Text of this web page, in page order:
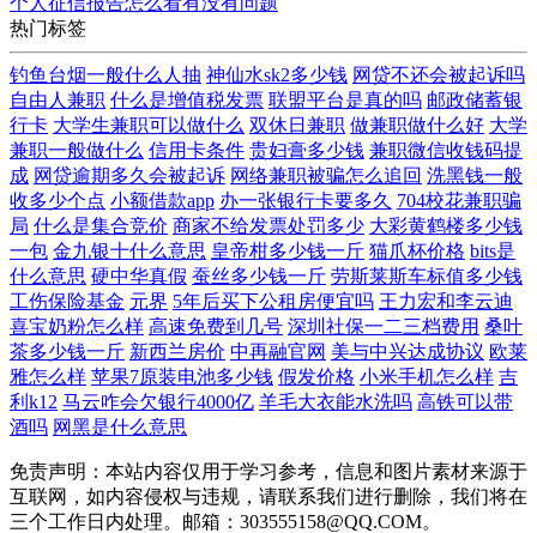
热门标签
钓鱼台烟一般什么人抽 神仙水sk2多少钱 网贷不还会被起诉吗
自由人兼职 什么是增值税发票 联盟平台是真的吗 邮政储蓄银
行卡 大学生兼职可以做什么 双休日兼职 做兼职做什么好 大学
兼职一般做什么 信用卡条件 贵妇膏多少钱 兼职微信收钱码提
成 网贷逾期多久会被起诉 网络兼职被骗怎么追回 洗黑钱一般
收多少个点 小额借款app 办一张银行卡要多久 704校花兼职骗
局 什么是集合竞价 商家不给发票处罚多少 大彩黄鹤楼多少钱
一包 金九银十什么意思 皇帝柑多少钱一斤 猫爪杯价格 bits是
什么意思 硬中华真假 蚕丝多少钱一斤 劳斯莱斯车标值多少钱
工伤保险基金 元界 5年后买下公租房便宜吗 王力宏和李云迪
喜宝奶粉怎么样 高速免费到几号 深圳社保一二三档费用 桑叶
茶多少钱一斤 新西兰房价 中再融官网 美与中兴达成协议 欧莱
雅怎么样 苹果7原装电池多少钱 假发价格 小米手机怎么样 吉
利k12 马云咋会欠银行4000亿 羊毛大衣能水洗吗 高铁可以带
酒吗 网黑是什么意思
免责声明：本站内容仅用于学习参考，信息和图片素材来源于
互联网，如内容侵权与违规，请联系我们进行删除，我们将在
三个工作日内处理。邮箱：303555158@QQ.COM。